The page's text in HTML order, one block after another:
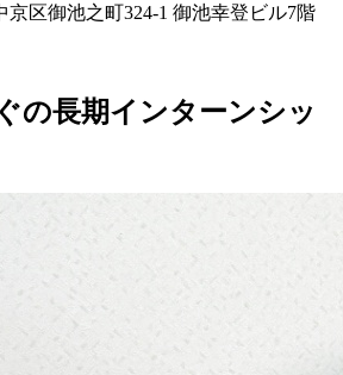
京区御池之町324-1 御池幸登ビル7階
の長期インターンシッ